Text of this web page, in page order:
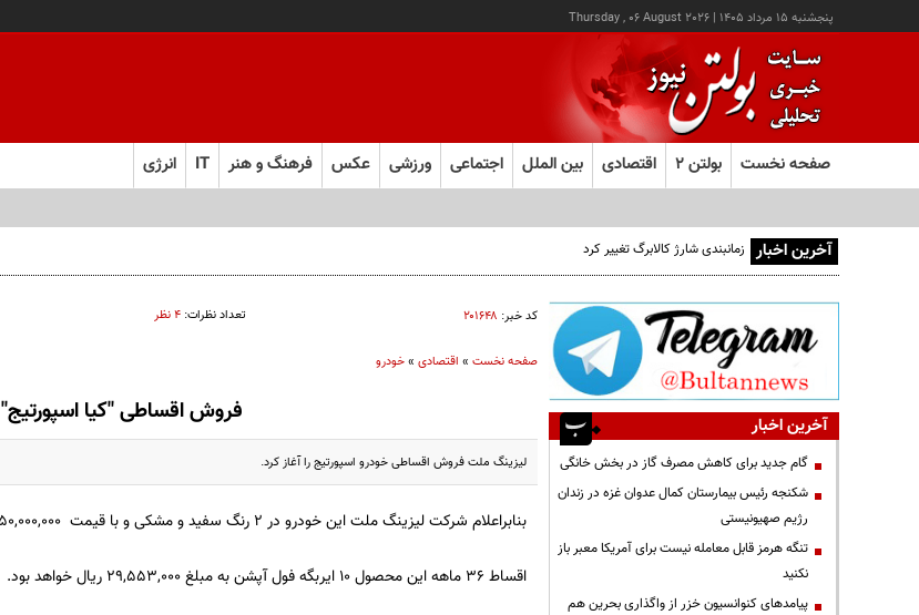
پنجشنبه ۱۵ مرداد ۱۴۰۵ |
Thursday , 06 August 2026
صفحه نخست بولتن ۲ اقتصادی بین الملل اجتماعی ورزشی عکس فرهنگ و هنر IT انرژی
آخرین اخبار زمانبندی شارژ کالابرگ تغییر کرد
کد خبر: ۲۰۱۶۴۸ تعداد نظرات: ۴ نظر
صفحه نخست» اقتصادی»خودرو
فروش اقساطی "کیا اسپورتیج" 2014
لیزینگ ملت فروش اقساطی خودرو اسپورتیج را آغاز کرد.
بنابراعلام شرکت لیزینگ ملت این خودرو در 2 رنگ سفید و مشکی و با قیمت 1,550,000,000 ریال به متقاضیان عرضه خواهد شد.
اقساط 36 ماهه این محصول 10 ایربگه فول آپشن به مبلغ 29,553,000 ریال خواهد بود.
آخرین اخبار
گام جدید برای کاهش مصرف گاز در بخش خانگی
شکنجه رئیس بیمارستان کمال عدوان غزه در زندان
رژیم صهیونیستی
تنگه هرمز قابل معامله نیست برای آمریکا معبر باز
نکنید
پیامدهای کنوانسیون خزر از واگذاری بحرین هم